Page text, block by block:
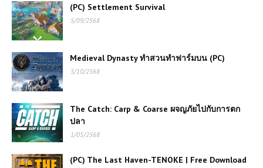
(PC) Settlement Survival
5/09/2568
Medieval Dynasty ทำสวนทำฟาร์มบน (PC)
5/10/2568
The Catch: Carp & Coarse ผจญภัยไปกับการตก
ปลา
1/05/2568
(PC) The Last Haven-TENOKE | Free Download